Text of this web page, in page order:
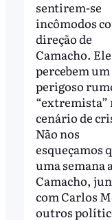
sentirem-se
incômodos
direção de
Camacho.
percebem um
perigoso
“extremista”
cenário de
Não nos
esqueçamos
uma semana
Camacho,
com Carlos
outros